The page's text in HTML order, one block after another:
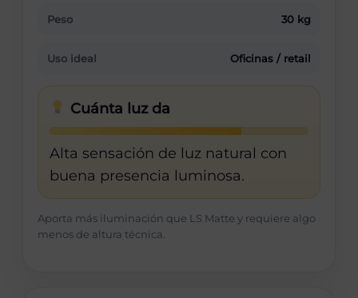
Peso 30 kg
Uso ideal Oficinas / retail
Cuánta luz da
Alta sensación de luz natural con
buena presencia luminosa.
Aporta más iluminación que LS Matte y requiere algo
menos de altura técnica.